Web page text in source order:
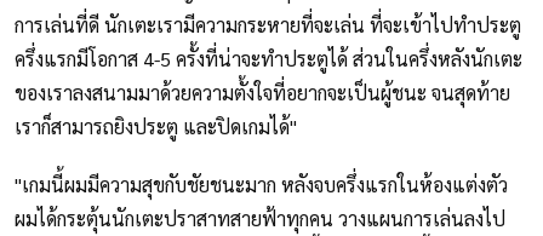
การเล่นที่ดี นักเตะเรามีความกระหายที่จะเล่น ที่จะเข้าไปทำประตู
ครึ่งแรกมีโอกาส 4-5 ครั้งที่น่าจะทำประตูได้ ส่วนในครึ่งหลังนักเตะ
ของเราลงสนามมาด้วยความตั้งใจที่อยากจะเป็นผู้ชนะ จนสุดท้าย
เราก็สามารถยิงประตู และปิดเกมได้"
"เกมนี้ผมมีความสุขกับชัยชนะมาก หลังจบครึ่งแรกในห้องแต่งตัว
ผมได้กระตุ้นนักเตะปราสาทสายฟ้าทุกคน วางแผนการเล่นลงไป